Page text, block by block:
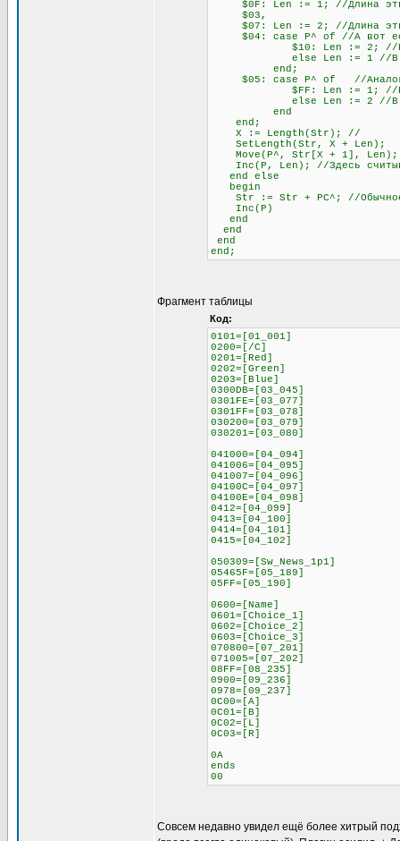
$0F: Len := 1; //Длина этих
$03,
$07: Len := 2; //Длина этих
$04: case P^ of //А вот если
$10: Len := 2; //Если
else Len := 1 //В любом
end;
$05: case P^ of //
$FF: Len := 1; //Если
else Len := 2 //В любом
end
end;
X := Length(Str); //
SetLength(Str, X +
Move(P^, Str[X + 1],
Inc(P, Len); //Здесь
end else
begin
Str := Str + PC^; //Обычное
Inc(P)
end
end
end
end;
Фрагмент таблицы
Код:
0101=[01_001]
0200=[/C]
0201=[Red]
0202=[Green]
0203=[Blue]
0300DB=[03_045]
0301FE=[03_077]
0301FF=[03_078]
030200=[03_079]
030201=[03_080]
041000=[04_094]
041006=[04_095]
041007=[04_096]
04100C=[04_097]
04100E=[04_098]
0412=[04_099]
0413=[04_100]
0414=[04_101]
0415=[04_102]
050309=[Sw_News_1p1]
05465F=[05_189]
05FF=[05_190]
0600=[Name]
0601=[Choice_1]
0602=[Choice_2]
0603=[Choice_3]
070800=[07_201]
071005=[07_202]
08FF=[08_235]
0900=[09_236]
0978=[09_237]
0C00=[A]
0C01=[B]
0C02=[L]
0C03=[R]
0A
ends
00
Совсем недавно увидел ещё более хитрый